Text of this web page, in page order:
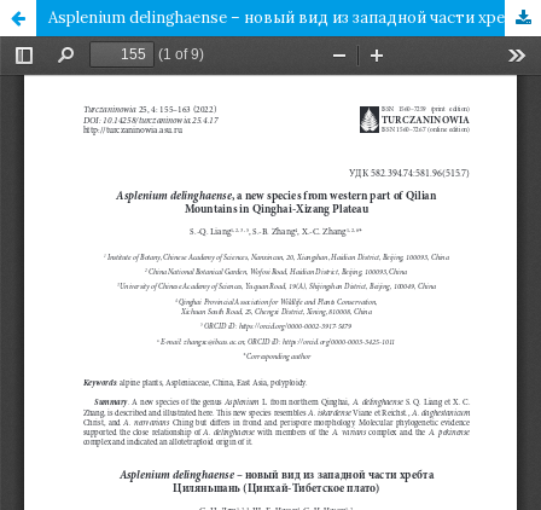
Asplenium delinghaense – новый вид из западной части хребта Циляньшань (Цинхай-Тибетское плато)